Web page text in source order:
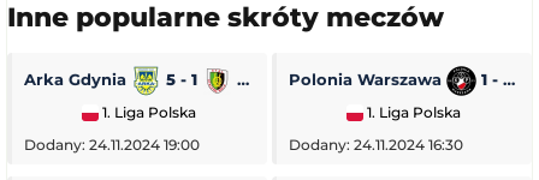
Inne popularne skróty meczów
Arka Gdynia 5 - 1
1. Liga Polska
Dodany: 24.11.2024 19:00
Polonia Warszawa 1 - 0
1. Liga Polska
Dodany: 24.11.2024 16:30